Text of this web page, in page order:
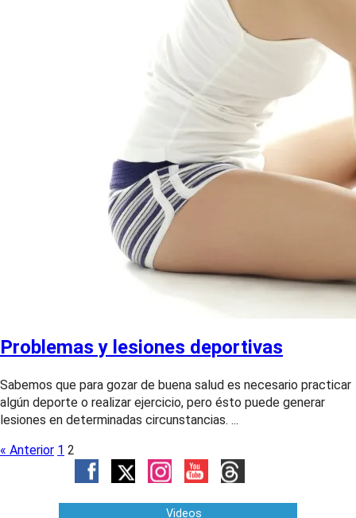
Problemas y lesiones deportivas
Sabemos que para gozar de buena salud es necesario practicar
algún deporte o realizar ejercicio, pero ésto puede generar
lesiones en determinadas circunstancias. ...
« Anterior 1 2
Videos